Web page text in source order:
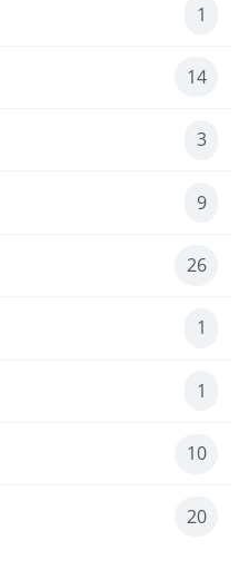
1
14
3
9
26
1
1
10
20